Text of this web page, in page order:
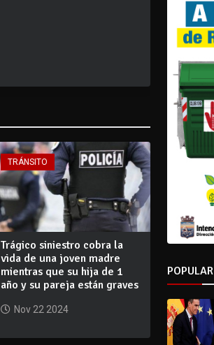
TRÁNSITO
Trágico siniestro cobra la
vida de una joven madre
mientras que su hija de 1
año y su pareja están graves
Nov 22 2024
POPULAR